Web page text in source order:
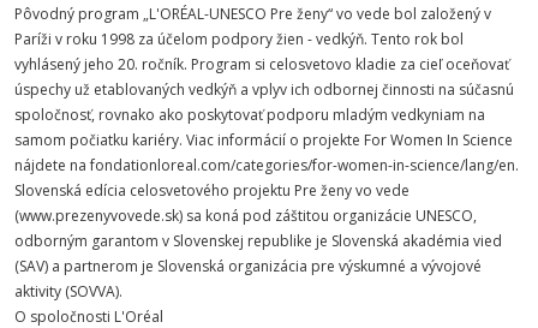
Pôvodný program „L'ORÉAL-UNESCO Pre ženy“ vo vede bol založený v
Paríži v roku 1998 za účelom podpory žien - vedkýň. Tento rok bol
vyhlásený jeho 20. ročník. Program si celosvetovo kladie za cieľ oceňovať
úspechy už etablovaných vedkýň a vplyv ich odbornej činnosti na súčasnú
spoločnosť, rovnako ako poskytovať podporu mladým vedkyniam na
samom počiatku kariéry. Viac informácií o projekte For Women In Science
nájdete na fondationloreal.com/categories/for-women-in-science/lang/en.
Slovenská edícia celosvetového projektu Pre ženy vo vede
(www.prezenyvovede.sk) sa koná pod záštitou organizácie UNESCO,
odborným garantom v Slovenskej republike je Slovenská akadémia vied
(SAV) a partnerom je Slovenská organizácia pre výskumné a vývojové
aktivity (SOVVA).
O spoločnosti L'Oréal